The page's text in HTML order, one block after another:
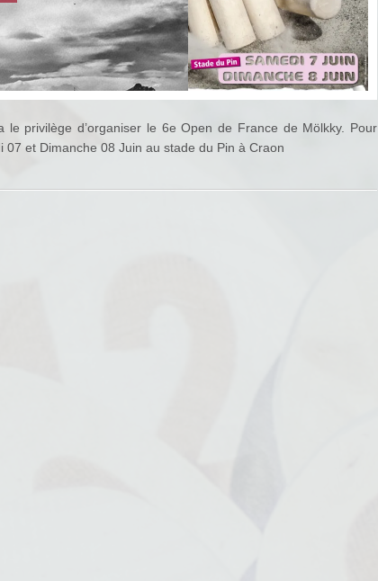
le privilège d’organiser le 6e Open de France de Mölkky. Pour
07 et Dimanche 08 Juin au stade du Pin à Craon